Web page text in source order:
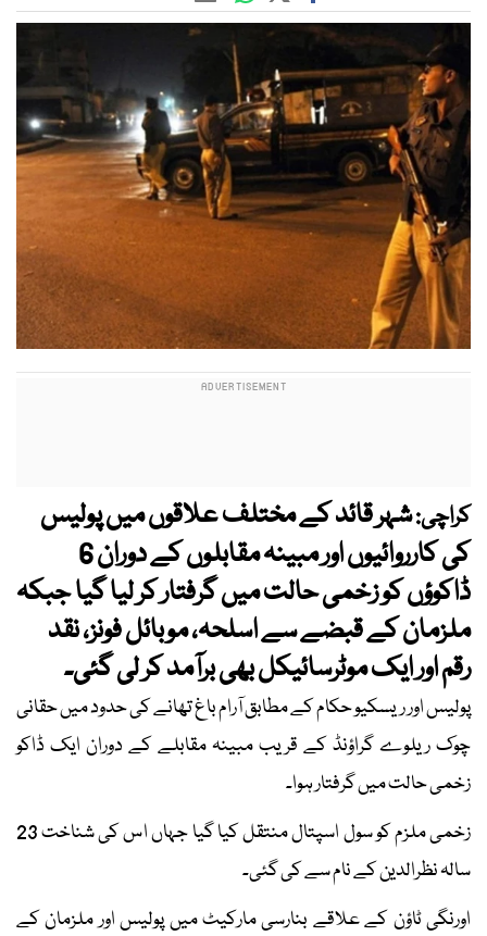
کراچی:شہر قائد کے مختلف علاقوں میں پولیس
کی کارروائیوں اور مبینہ مقابلوں کے دوران 6
ڈاکوؤں کو زخمی حالت میں گرفتار کر لیا گیا جبکہ
ملزمان کے قبضے سے اسلحہ، موبائل فونز، نقد
رقم اور ایک موٹرسائیکل بھی برآمد کر لی گئی۔
پولیس اور ریسکیو حکام کے مطابق آرام باغ تھانے کی حدود میں حقانی
چوک ریلوے گراؤنڈ کے قریب مبینہ مقابلے کے دوران ایک ڈاکو
زخمی حالت میں گرفتار ہوا۔
زخمی ملزم کو سول اسپتال منتقل کیا گیا جہاں اس کی شناخت 23
سالہ نظرالدین کے نام سے کی گئی۔
اورنگی ٹاؤن کے علاقے بنارسی مارکیٹ میں پولیس اور ملزمان کے